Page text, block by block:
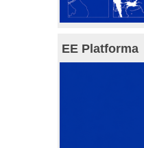
EE Platforma